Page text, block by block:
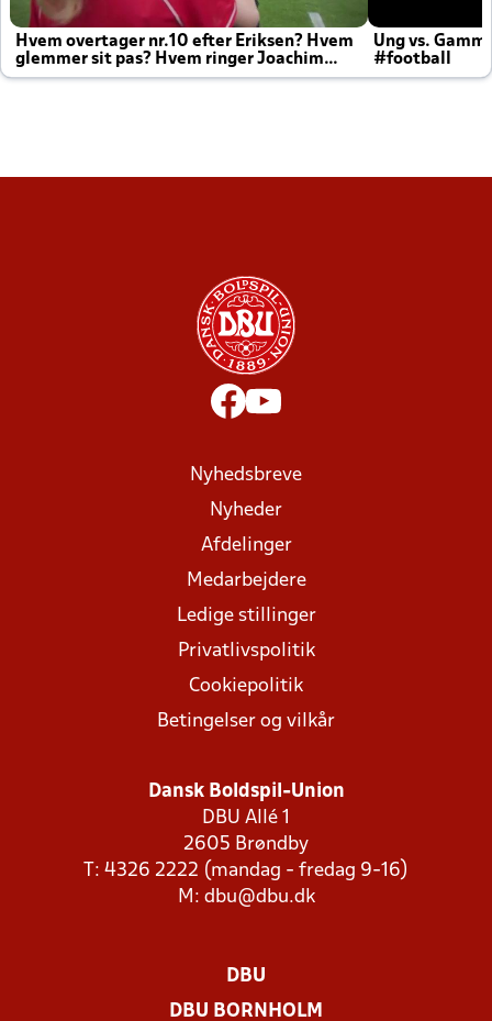
Hvem overtager nr.10 efter Eriksen? Hvem
glemmer sit pas? Hvem ringer Joachim
altid til efter kampe?
Ung vs.
#football
Nyhedsbreve
Nyheder
Afdelinger
Medarbejdere
Ledige stillinger
Privatlivspolitik
Cookiepolitik
Betingelser og vilkår
Dansk Boldspil-Union
DBU Allé 1
2605 Brøndby
T: 4326 2222 (mandag - fredag 9-16)
M: dbu@dbu.dk
DBU
DBU BORNHOLM